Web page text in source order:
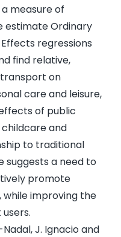
measure of
estimate Ordinary
regressions
find relative,
on
care and leisure,
of public
and
to traditional
suggests a need to
promote
while improving the
J. Ignacio and